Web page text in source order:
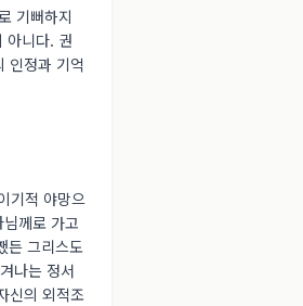
기뻐하지
아니다. 권
인정과 기억
기적 야망으
께로 가고
든 그리스도
나는 정서
신의 외적조